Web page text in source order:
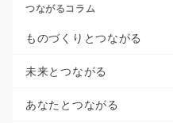
つながるコラム
ものづくりとつながる
未来とつながる
あなたとつながる